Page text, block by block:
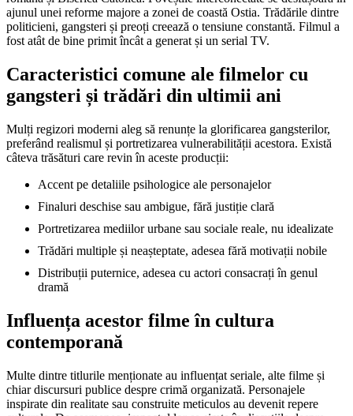
ajunul unei reforme majore a zonei de coastă Ostia. Trădările dintre
politicieni, gangsteri și preoți creează o tensiune constantă. Filmul a
fost atât de bine primit încât a generat și un serial TV.
Caracteristici comune ale filmelor cu
gangsteri și trădări din ultimii ani
Mulți regizori moderni aleg să renunțe la glorificarea gangsterilor,
preferând realismul și portretizarea vulnerabilității acestora. Există
câteva trăsături care revin în aceste producții:
Accent pe detaliile psihologice ale personajelor
Finaluri deschise sau ambigue, fără justiție clară
Portretizarea mediilor urbane sau sociale reale, nu idealizate
Trădări multiple și neașteptate, adesea fără motivații nobile
Distribuții puternice, adesea cu actori consacrați în genul
dramă
Influența acestor filme în cultura
contemporană
Multe dintre titlurile menționate au influențat seriale, alte filme și
chiar discursuri publice despre crimă organizată. Personajele
inspirate din realitate sau construite meticulos au devenit repere